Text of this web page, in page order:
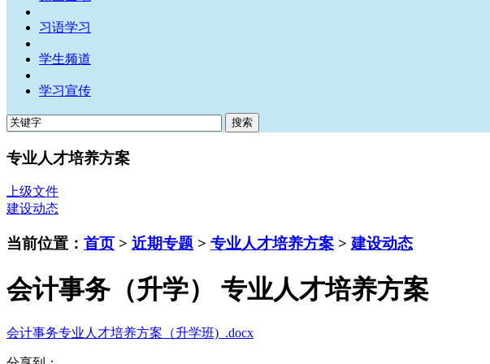
习语学习
学生频道
学习宣传
专业人才培养方案
上级文件
建设动态
当前位置： 首页 > 近期专题 > 专业人才培养方案 > 建设动态
会计事务（升学） 专业人才培养方案
会计事务专业人才培养方案（升学班)_.docx